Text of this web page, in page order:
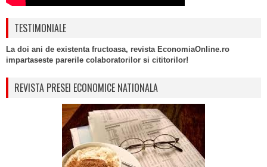
TESTIMONIALE
La doi ani de existenta fructoasa, revista EconomiaOnline.ro
impartaseste parerile colaboratorilor si cititorilor!
REVISTA PRESEI ECONOMICE NATIONALA